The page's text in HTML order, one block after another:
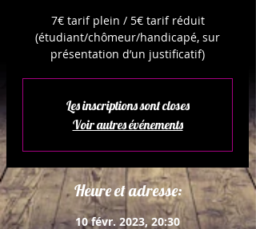
7€ tarif plein / 5€ tarif réduit
(étudiant/chômeur/handicapé, sur
présentation d’un justificatif)
Les inscriptions sont closes
Voir autres événements
Heure et adresse:
10 févr. 2023, 20:30